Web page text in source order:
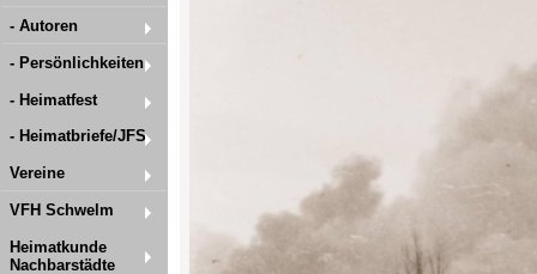
- Autoren
- Persönlichkeiten
- Heimatfest
- Heimatbriefe/JFS
Vereine
VFH Schwelm
Heimatkunde
Nachbarstädte